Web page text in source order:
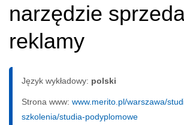
narzędzie
reklamy
Język wykładowy: polski
Strona www: www.merito.pl/warszawa/
szkolenia/studia-podyplomowe